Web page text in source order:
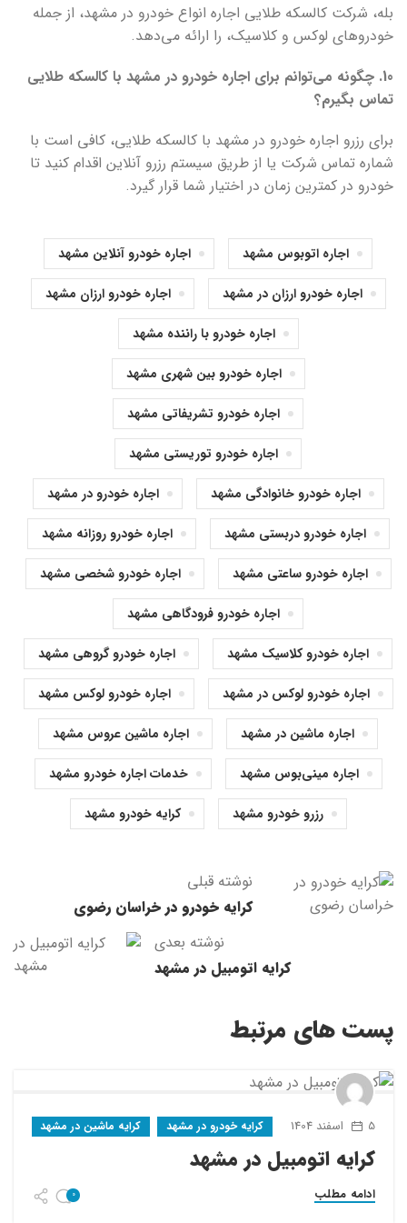
بله، شرکت کالسکه طلایی اجاره انواع خودرو در مشهد، از جمله
خودروهای لوکس و کلاسیک، را ارائه می‌دهد.
10. چگونه می‌توانم برای اجاره خودرو در مشهد با کالسکه طلایی
تماس بگیرم؟
برای رزرو اجاره خودرو در مشهد با کالسکه طلایی، کافی است با
شماره تماس شرکت یا از طریق سیستم رزرو آنلاین اقدام کنید تا
خودرو در کمترین زمان در اختیار شما قرار گیرد.
اجاره اتوبوس مشهد
اجاره خودرو آنلاین مشهد
اجاره خودرو ارزان در مشهد
اجاره خودرو ارزان مشهد
اجاره خودرو با راننده مشهد
اجاره خودرو بین شهری مشهد
اجاره خودرو تشریفاتی مشهد
اجاره خودرو توریستی مشهد
اجاره خودرو خانوادگی مشهد
اجاره خودرو در مشهد
اجاره خودرو دربستی مشهد
اجاره خودرو روزانه مشهد
اجاره خودرو ساعتی مشهد
اجاره خودرو شخصی مشهد
اجاره خودرو فرودگاهی مشهد
اجاره خودرو کلاسیک مشهد
اجاره خودرو گروهی مشهد
اجاره خودرو لوکس در مشهد
اجاره خودرو لوکس مشهد
اجاره ماشین در مشهد
اجاره ماشین عروس مشهد
اجاره مینی‌بوس مشهد
خدمات اجاره خودرو مشهد
رزرو خودرو مشهد
کرایه خودرو مشهد
نوشته قبلی
کرایه خودرو در خراسان رضوی
نوشته بعدی
کرایه اتومبیل در مشهد
پست های مرتبط
5 اسفند 1404 کرایه خودرو در مشهد کرایه ماشین در مشهد
کرایه اتومبیل در مشهد
ادامه مطلب 0